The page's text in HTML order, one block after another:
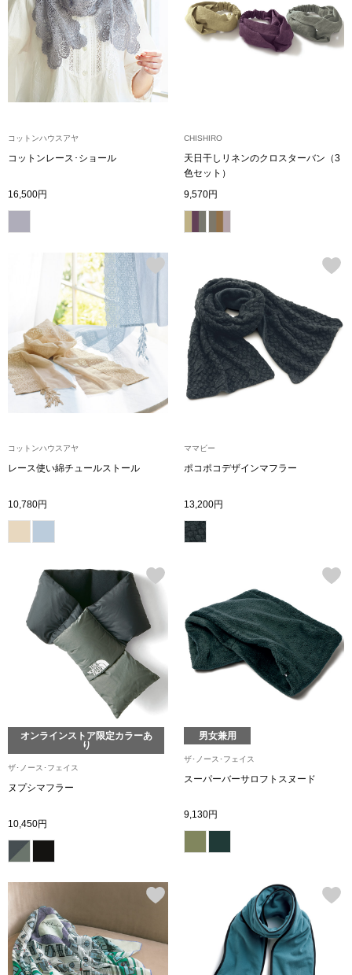
セイコー〉マウリッツハイス美術館公認フェ
ルメールオマージュウオッチ
すべて見る
プ
ス
ランド
集
すべて見る
その他
おすすめブラ
ザ･ノース･フ
ヘリーハンセン
金谷製靴
おすすめ特集
【特集】Travel
【特集】
【特集】
RUGLOG 2026
アウター
コットンハウスアヤ
コットンレース･ショール
16,500円
CHISHIRO
天日干しリネンのクロスターバン（3
色セット）
9,570円
コットンハウスアヤ
レース使い綿チュールストール
10,780円
ママビー
ポコポコデザインマフラー
13,200円
オンラインストア限定カラーあ
り
ザ･ノース･フェイス
ヌプシマフラー
10,450円
男女兼用
ザ･ノース･フェイス
スーパーバーサロフトスヌード
9,130円